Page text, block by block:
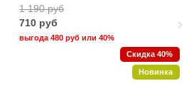
1 190 руб
710 руб
выгода 480 рубили 40%
Скидка 40%
Новинка